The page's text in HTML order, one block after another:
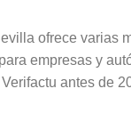
ofrece varias
empresas y
antes de